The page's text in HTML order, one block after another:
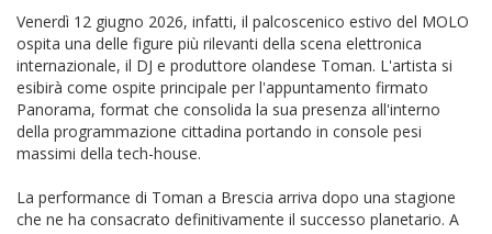
Venerdì 12 giugno 2026, infatti, il palcoscenico estivo del MOLO
ospita una delle figure più rilevanti della scena elettronica
internazionale, il DJ e produttore olandese Toman. L'artista si
esibirà come ospite principale per l'appuntamento firmato
Panorama, format che consolida la sua presenza all'interno
della programmazione cittadina portando in console pesi
massimi della tech-house.
La performance di Toman a Brescia arriva dopo una stagione
che ne ha consacrato definitivamente il successo planetario. A